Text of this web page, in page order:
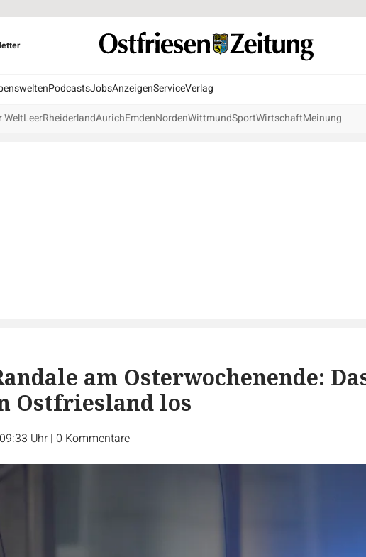
PodcastsJobsAnzeigenServiceVerlag
WeltLeerRheiderlandAurichEmdenNordenWittmundSportWirtschaftMeinung
am Osterwochenende:
Ostfriesland los
Uhr | 0 Kommentare